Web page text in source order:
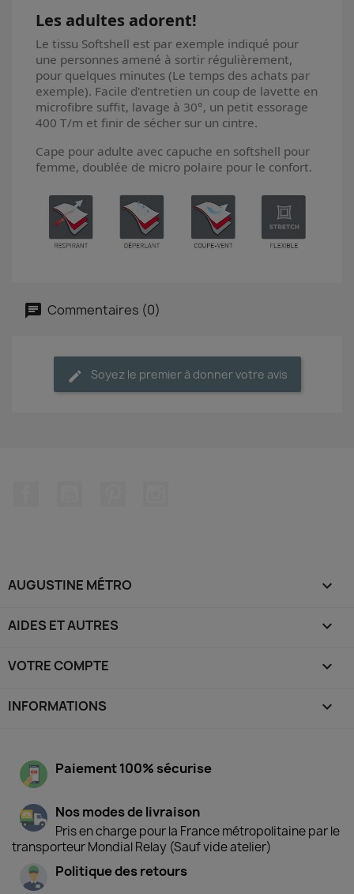
Les adultes adorent!
Le tissu Softshell est par exemple indiqué pour
une personnes amené à sortir régulièrement,
pour quelques minutes (Le temps des achats par
exemple). Facile d'entretien un coup de lavette en
microfibre suffit, lavage à 30°, un petit essorage
400 T/m et finir de sécher sur un cintre.
Cape pour adulte avec capuche en softshell pour
femme, doublée de micro polaire pour le confort.
Commentaires (0)
Soyez le premier à donner votre avis
AUGUSTINE MÉTRO 
AIDES ET AUTRES 
VOTRE COMPTE 
INFORMATIONS keyboard_arrow_down
Paiement 100% sécurise
Nos modes de livraison
Pris en charge pour la France métropolitaine par le
transporteur Mondial Relay (Sauf vide atelier)
Politique des retours